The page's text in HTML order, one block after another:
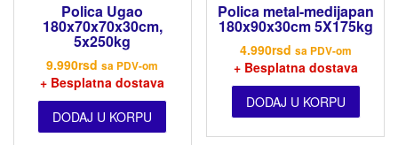
Polica Ugao
180x70x70x30cm,
5x250kg
9.990rsd sa PDV-om
+ Besplatna dostava
DODAJ U KORPU
Polica metal-medijapan
180x90x30cm 5X175kg
4.990rsd sa PDV-om
+ Besplatna dostava
DODAJ U KORPU